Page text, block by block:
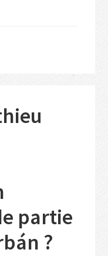
partie
?